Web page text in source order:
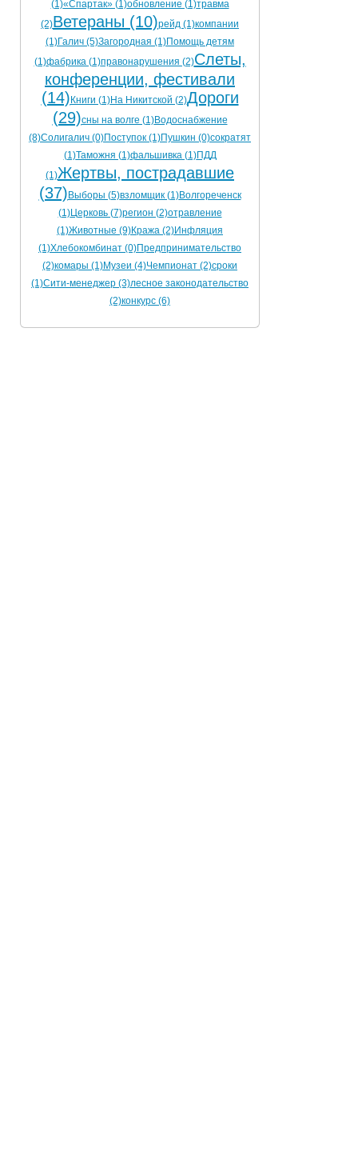
(1)«Спартак» (1)обновление (1)травма
(2)Ветераны (10)рейд (1)компании
(1)Галич (5)Загородная (1)Помощь детям
(1)фабрика (1)правонарушения (2)Слеты,
конференции, фестивали
(14) Книги (1)На Никитской (2)Дороги
(29)сны на волге (1)Водоснабжение
(8)Солигалич (0)Поступок (1)Пушкин (0)сократят
(1)Таможня (1)фальшивка (1)ПДД
(1)Жертвы, пострадавшие
(37) Выборы (5)взломщик (1)Волгореченск
(1)Церковь (7)регион (2)отравление
(1)Животные (9)Кража (2)Инфляция
(1)Хлебокомбинат (0)Предпринимательство
(2)комары (1)Музеи (4)Чемпионат (2)сроки
(1)Сити-менеджер (3)лесное законодательство
(2)конкурс (6)